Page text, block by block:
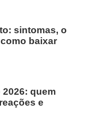
sintomas, o
baixar
quem
e